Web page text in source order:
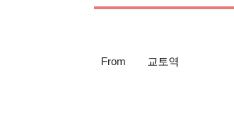
From 교토역